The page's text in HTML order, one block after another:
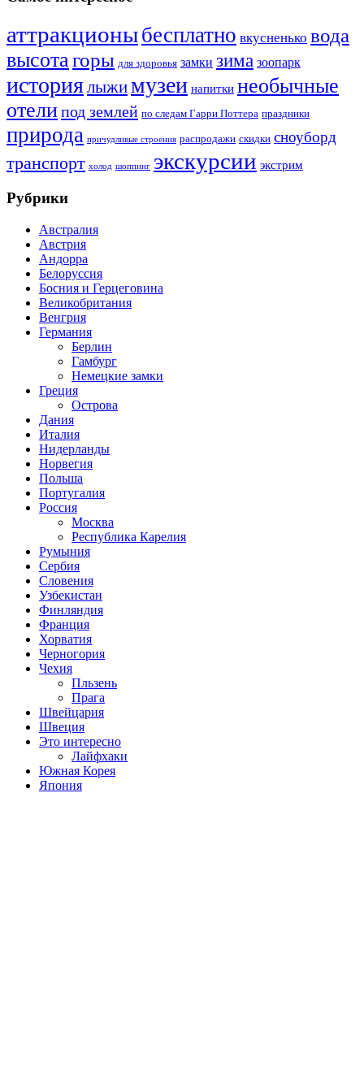
аттракционыбесплатно вкусненько вода
высота горы для здоровья замки зима зоопарк
историялыжимузеи напитки необычные
отелипод землей по следам Гарри Поттера праздники
природа причудливые строения распродажи скидки сноуборд
транспорт холод шоппинг экскурсии экстрим
Рубрики
Австралия
Австрия
Андорра
Белоруссия
Босния и Герцеговина
Великобритания
Венгрия
Германия
Берлин
Гамбург
Немецкие замки
Греция
Острова
Дания
Италия
Нидерланды
Норвегия
Польша
Португалия
Россия
Москва
Республика Карелия
Румыния
Сербия
Словения
Узбекистан
Финляндия
Франция
Хорватия
Черногория
Чехия
Пльзень
Прага
Швейцария
Швеция
Это интересно
Лайфхаки
Южная Корея
Япония